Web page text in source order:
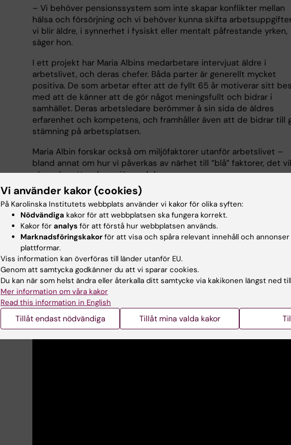
– Vi behöver pensionssystem som inte skapar konflikter mellan
hälsa och försörjning och vi behöver kunna skifta
vi blir äldre, i synnerhet i fysiskt eller mentalt påfrestande yrken,
säger hon.
I ett projekt har Maria Albins medarbetare intervjuat äldre i
arbetslivet, och deras chefer. Båda parter är generellt mycket
positiva. De som arbetar efter att de fyllt 65 år motiverar sitt
med att de känner att de gör något meningsfullt och bidrar i
samhället. Deras arbetsledare berömmer å sin sida de äldres
erfarenhet och kompetens, och framhåller även att de bidrar till
stämning på arbetsplatsen.
Maria Albin forskar också om miljöfaktorer utanför arbetslivet –
bland annat om hur vi påverkas av närhet till ”blå” faktorer, det
säga när vattendrag, sjöar och hav.
En fråga som särskilt engagerar henne är kunskapsspridning och
dialog med det omgivande samhället. Hon är bland annat
regeringens kommission för jämlik hälsa.
Text: Anders Nilsson, först publicerad i "From Cell to Society
Se en film
Vi använder kakor (cookies)
På Karolinska Institutets webbplats använder vi kakor för olika syften:
Nödvändiga kakor för att webbplatsen ska fungera korrekt.
Kakor för analys för att förstå hur webbplatsen används.
Marknadsföringskakor för att visa och spåra relevant innehåll och
plattformar.
Viss information kan överföras till länder utanför EU.
Genom att samtycka godkänner du att vi sparar cookies.
Du kan när som helst ändra eller återkalla ditt samtycke via kakikonen längst ned
Mer information om våra kakor
Read this information in English
Tillåt endast nödvändiga Tillåt mina valda kakor